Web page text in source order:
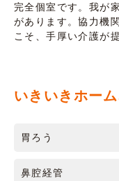
完全個室です。我が
があります。協力機
こそ、手厚い介護が
いきいきホー
胃ろう
鼻腔経管